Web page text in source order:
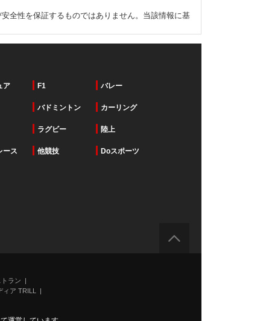
全性を保証するものではありません。当該情報に基
ア F1 バレー
バドミントン カーリング
ラグビー 陸上
ース 他競技 Doスポーツ
ラン
ィア TRILL